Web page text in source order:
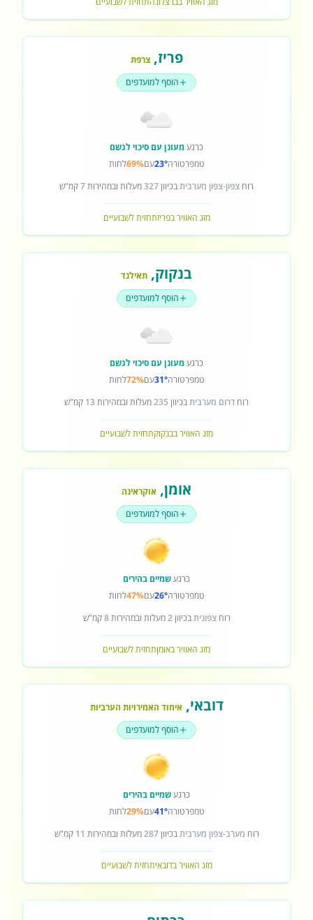
פריז,צרפת
הוסף למועדפים
כרגעמעונן עם סיכוי לגשם
טמפרטורה23°עם69%לחות
רוח צפון-צפון מערביתבכיוון327מעלות ובמהירות7קמ"ש
מזג האוויר בפריזתחזית לשבועיים
בנקוק, תאילנד
הוסף למועדפים
כרגעמעונן עם סיכוי לגשם
טמפרטורה31°עם72%לחות
רוח דרום מערביתבכיוון 235מעלות ובמהירות 13 קמ"ש
מזג האוויר בבנקוקתחזית לשבועיים
אומן, אוקראינה
הוסף למועדפים
כרגעשמיים בהירים
טמפרטורה26°עם47%לחות
רוחצפוניתבכיוון2מעלות ובמהירות8קמ"ש
מזג האוויר באומןתחזית לשבועיים
דובאי, איחוד האמירויות הערביות
הוסף למועדפים
כרגעשמיים בהירים
טמפרטורה41°עם29%לחות
רוח מערב-צפון מערביתבכיוון287מעלות ובמהירות 11 קמ"ש
מזג האוויר בדובאיתחזית לשבועיים